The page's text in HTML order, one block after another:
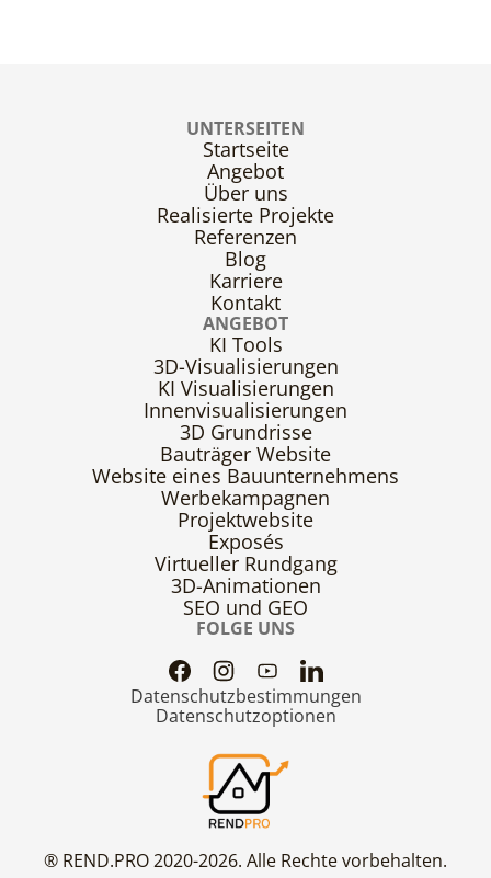
® REND.PRO 2020-2026. Alle Rechte vorbehalten.
FOLGE UNS
Datenschutzbestimmungen
Datenschutzoptionen
UNTERSEITEN
Startseite
Angebot
Über uns
Realisierte Projekte
Referenzen
Blog
Karriere
Kontakt
ANGEBOT
KI Tools
3D-Visualisierungen
KI Visualisierungen
Innenvisualisierungen
3D Grundrisse
Bauträger Website
Website eines Bauunternehmens
Werbekampagnen
Projektwebsite
Exposés
Virtueller Rundgang
3D-Animationen
SEO und GEO